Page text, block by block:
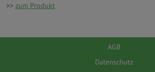
>> zum Produkt
AGB
Datenschutz